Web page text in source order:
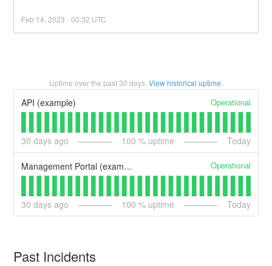
Feb 14 ,2023 -00:32 UTC
Uptime over the past30 days. View historical uptime.
API (example) Operational
30 days ago 100 % uptime Today
Management Portal (example) Operational
30 days ago 100 % uptime Today
Past Incidents